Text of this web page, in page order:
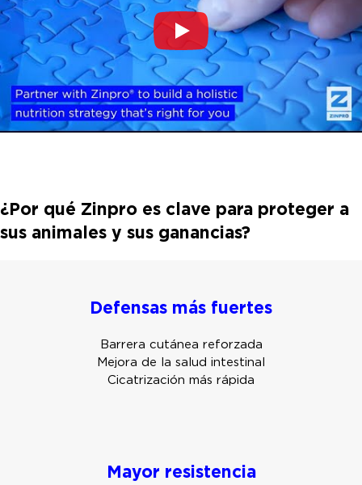
¿Por qué Zinpro es clave para proteger a
sus animales y sus ganancias?
Defensas más fuertes
Barrera cutánea reforzada
Mejora de la salud intestinal
Cicatrización más rápida
Mayor resistencia